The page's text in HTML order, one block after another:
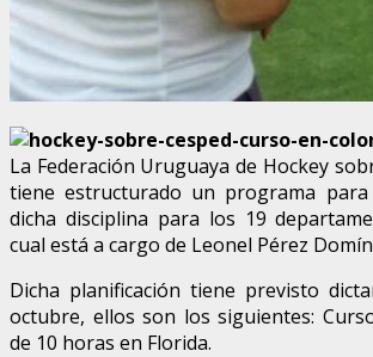
La Federación Uruguaya de Hockey
tiene estructurado un programa
dicha disciplina para los 19
cual está a cargo de Leonel Pérez
Dicha planificación tiene previsto
octubre, ellos son los siguientes:
de 10 horas en Florida.